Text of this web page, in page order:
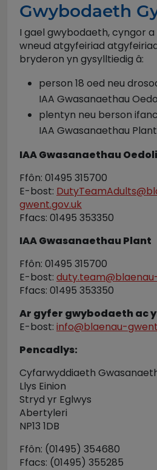
Gwybodaeth
I gael gwybodaeth, cyngor
wneud atgyfeiriad
bryderon yn gysylltiedig â:
person 18 oed neu
IAA Gwasanaethau
plentyn neu berson
IAA Gwasanaethau Plant
IAA Gwasanaethau
Ffôn: 01495 315700
E-bost:
gwent.gov.uk
Ffacs: 01495 353350
IAA Gwasanaethau Plant
Ffôn: 01495 315700
E-bost:
Ffacs: 01495 353350
Ar gyfer gwybodaeth ac
E-bost: info@blaenau-
Pencadlys:
Cyfarwyddiaeth
Llys Einion
Stryd yr Eglwys
Abertyleri
NP13 1DB
Ffôn: (01495) 354680
Ffacs: (01495) 355285